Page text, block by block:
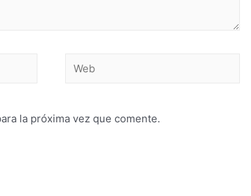
la próxima vez que comente.